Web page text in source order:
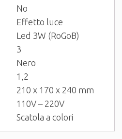
No
Effetto luce
Led 3W (RoGoB)
3
Nero
1,2
210 x 170 x 240 mm
110V – 220V
Scatola a colori